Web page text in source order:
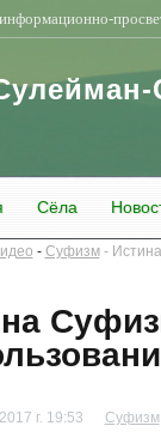
Сёла
Суфизм
г. 19:53 Суфизм